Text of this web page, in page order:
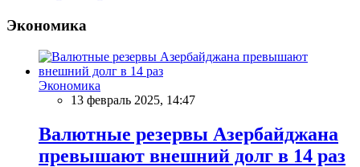
Экономика
Экономика
13 февраль 2025, 14:47
Валютные резервы Азербайджана
превышают внешний долг в 14 раз